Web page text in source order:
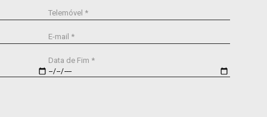
Telemóvel *
E-mail *
Data de Fim *